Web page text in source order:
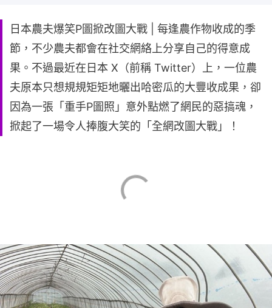
日本農夫爆笑P圖掀改圖大戰 | 每逢農作物收成的季
節，不少農夫都會在社交網絡上分享自己的得意成
果。不過最近在日本 X（前稱 Twitter）上，一位農
夫原本只想規規矩矩地曬出哈密瓜的大豐收成果，卻
因為一張「重手P圖照」意外點燃了網民的惡搞魂，
掀起了一場令人捧腹大笑的「全網改圖大戰」！